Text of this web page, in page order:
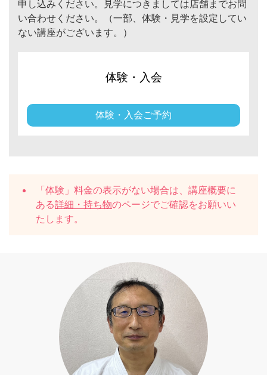
申し込みください。見学につきましては店舗までお問
い合わせください。（一部、体験・見学を設定してい
ない講座がございます。）
体験・入会
体験・入会ご予約
「体験」料金の表示がない場合は、講座概要に
ある詳細・持ち物のページでご確認をお願いい
たします。